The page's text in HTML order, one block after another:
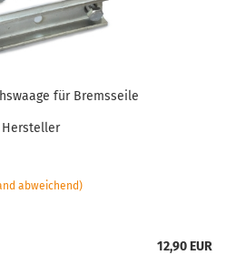
für Bremsseile
abweichend)
12,90 EUR